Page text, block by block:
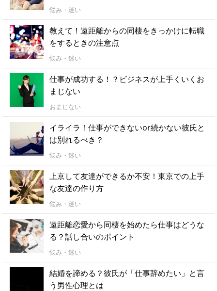
悩み・迷い
教えて！遠距離からの同棲をきっかけに転職
をするときの注意点
悩み・迷い
仕事が成功する！？ビジネスが上手くいくお
まじない
おまじない
イライラ！仕事ができないor続かない彼氏と
は別れるべき？
悩み・迷い
上京して友達ができるか不安！東京での上手
な友達の作り方
悩み・迷い
遠距離恋愛から同棲を始めたら仕事はどうな
る？話し合いのポイント
悩み・迷い
結婚を諦める？彼氏が「仕事辞めたい」と言
う男性心理とは